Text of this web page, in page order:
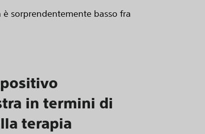
sorprendentemente basso fra
in termini di
terapia